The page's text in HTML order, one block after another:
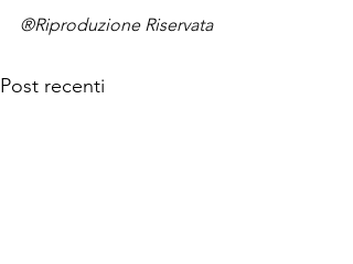
®Riproduzione Riservata
Post recenti